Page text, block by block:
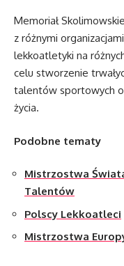
Memoriał
z różnymi
lekkoatletyki na
celu stworzenie
talentów sportowych
życia.
Podobne tematy
Mistrzostwa
Talentów
Polscy Lekkoatleci
Mistrzostwa